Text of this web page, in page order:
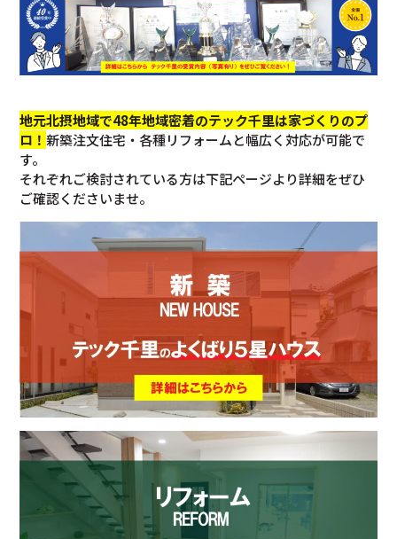
地元北摂地域で48年地域密着のテック千里は家づくりのプ
ロ！新築注文住宅・各種リフォームと幅広く対応が可能で
す。
それぞれご検討されている方は下記ページより詳細をぜひ
ご確認くださいませ。